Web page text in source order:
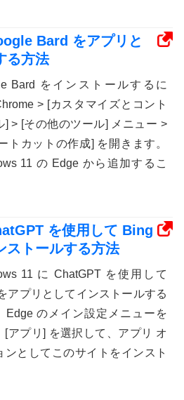
Bard をアプリと
る方法
Bard をインストールするに
> [カスタマイズとコント
] > [その他のツール] メニュー >
トカットの作成] を開きます。
11 の Edge から追加するこ
を使用して Bing
ストールする方法
11 に ChatGPT を使用して
アプリとしてインストールする
Edge のメイン設定メニューを
[アプリ] を選択して、アプリ オ
ンとしてこのサイトをインスト